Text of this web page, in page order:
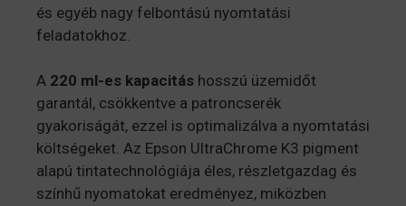
és egyéb nagy felbontású nyomtatási
feladatokhoz.
A 220 ml-es kapacitás hosszú üzemidőt
garantál, csökkentve a patroncserék
gyakoriságát, ezzel is optimalizálva a nyomtatási
költségeket. Az Epson UltraChrome K3 pigment
alapú tintatechnológiája éles, részletgazdag és
színhű nyomatokat eredményez, miközben